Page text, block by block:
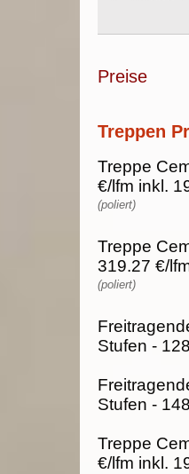
Preise
Treppen
Treppe
€/lfm inkl.
(poliert)
Treppe
319.27 €/
(poliert)
Stufen -
Stufen -
Treppe
€/lfm inkl.